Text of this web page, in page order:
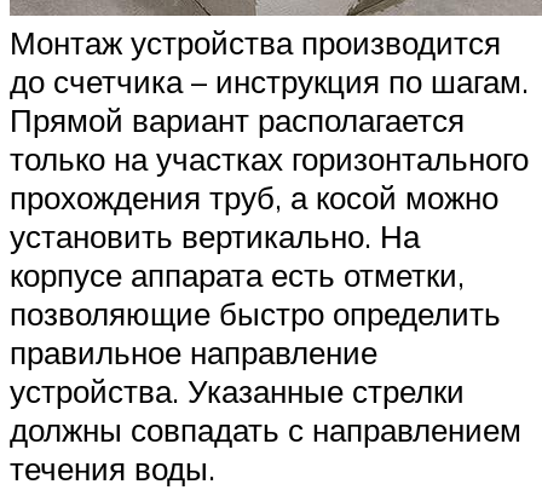
Монтаж устройства производится
до счетчика – инструкция по шагам.
Прямой вариант располагается
только на участках горизонтального
прохождения труб, а косой можно
установить вертикально. На
корпусе аппарата есть отметки,
позволяющие быстро определить
правильное направление
устройства. Указанные стрелки
должны совпадать с направлением
течения воды.